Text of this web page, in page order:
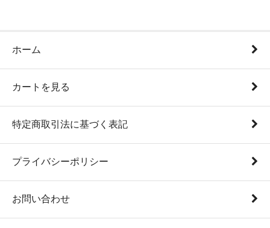
ホーム
カートを見る
特定商取引法に基づく表記
プライバシーポリシー
お問い合わせ